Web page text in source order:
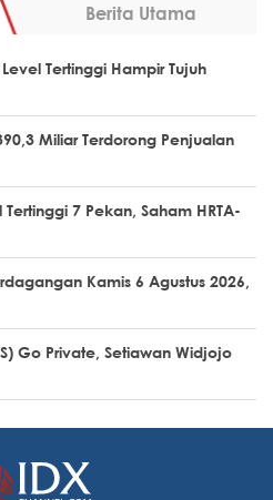
Berita Utama
Tertinggi Hampir Tujuh
Miliar Terdorong Penjualan
7 Pekan, Saham HRTA-
Kamis 6 Agustus 2026,
Go Private, Setiawan Widjojo